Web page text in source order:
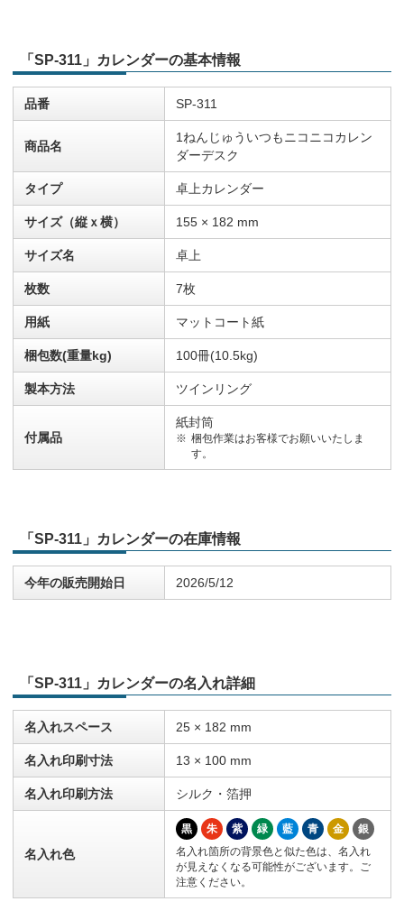
「SP-311」カレンダーの基本情報
品番 SP-311
商品名
1ねんじゅういつもニコニコカレン
ダーデスク
タイプ 卓上カレンダー
サイズ（縦ｘ横） 155 × 182 mm
サイズ名 卓上
枚数 7枚
用紙 マットコート紙
梱包数(重量kg) 100冊(10.5kg)
製本方法 ツインリング
付属品
紙封筒
梱包作業はお客様でお願いいたしま
す。
「SP-311」カレンダーの在庫情報
今年の販売開始日 2026/5/12
「SP-311」カレンダーの名入れ詳細
名入れスペース 25 × 182 mm
名入れ印刷寸法 13 × 100 mm
名入れ印刷方法 シルク・箔押
名入れ色
黒 朱 紫 緑 藍 青 金
銀
名入れ箇所の背景色と似た色は、名入れ
が見えなくなる可能性がございます。ご
注意ください。